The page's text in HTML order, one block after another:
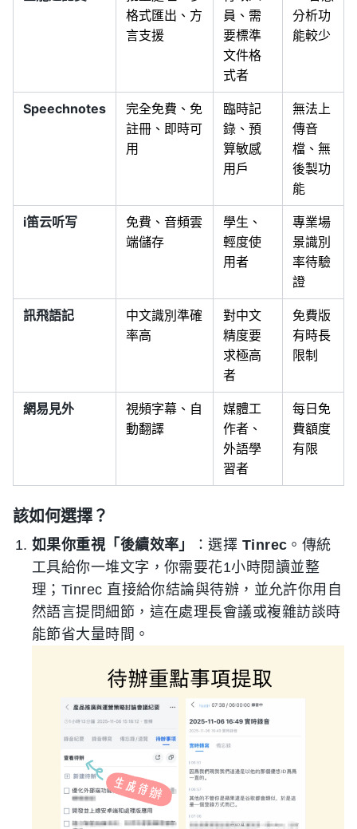
格式匯出、方
言支援
員、需
要標準
文件格
式者
分析功
能較少
Speechnotes
完全免費、免
註冊、即時可
用
臨時記
錄、預
算敏感
用戶
無法上
傳音
檔、無
後製功
能
i笛云听写
免費、音頻雲
端儲存
學生、
輕度使
用者
專業場
景識別
率待驗
證
訊飛語記
中文識別準確
率高
對中文
精度要
求極高
者
免費版
有時長
限制
網易見外
視頻字幕、自
動翻譯
媒體工
作者、
外語學
習者
每日免
費額度
有限
該如何選擇？
如果你重視「後續效率」 ：選擇 Tinrec 。傳統
工具給你一堆文字，你需要花1小時閱讀並整
理；Tinrec 直接給你結論與待辦，並允許你用自
然語言提問細節，這在處理長會議或複雜訪談時
能節省大量時間。